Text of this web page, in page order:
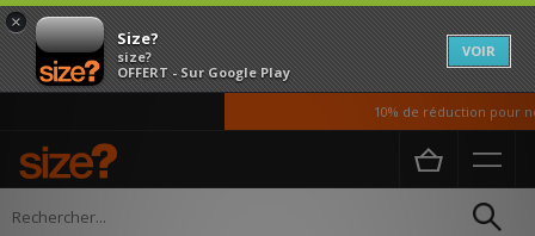
×
Size?
size?
OFFERT - Sur Google Play
VOIR
10% de réduction pour
Accueil Homme